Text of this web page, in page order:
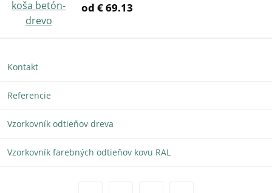
od € 69.13
Kontakt
Referencie
Vzorkovník odtieňov dreva
Vzorkovník farebných odtieňov kovu RAL